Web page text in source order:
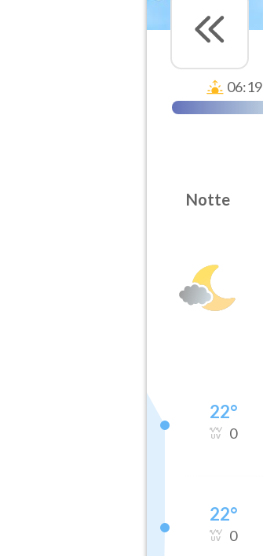
06:19
Notte
22°
0
22°
0